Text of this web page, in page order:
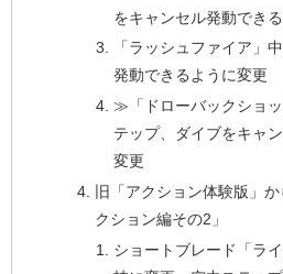
をキャンセル発動でき
「ラッシュファイア」
発動できるように変更
≫「ドローバックショ
テップ、ダイブをキャ
変更
旧「アクション体験版」
クション編その2」
ショートブレード「ラ